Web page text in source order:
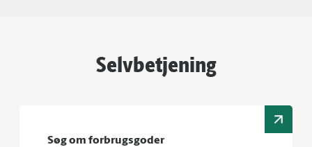
Selvbetjening
Søg om forbrugsgoder